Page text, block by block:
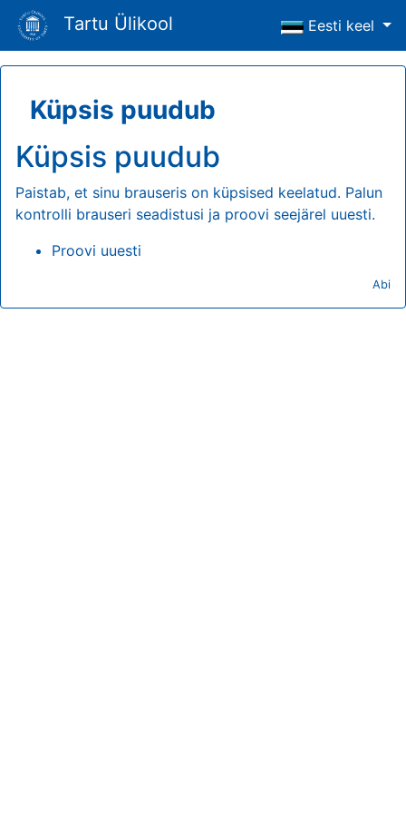
Tartu Ülikool Eesti keel
Küpsis puudub
Küpsis puudub
Paistab, et sinu brauseris on küpsised keelatud. Palun
kontrolli brauseri seadistusi ja proovi seejärel uuesti.
Proovi uuesti
Abi